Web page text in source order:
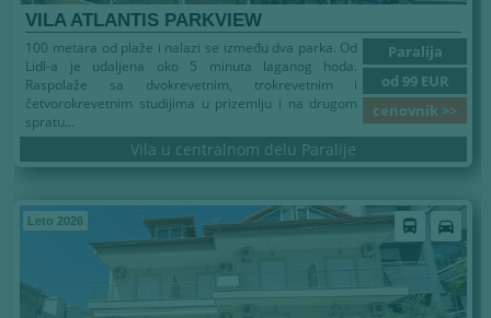
VILA ATLANTIS PARKVIEW
Paralija
od 99 EUR
cenovnik >>
100 metara od plaže i nalazi se između dva parka. Od
Lidl-a je udaljena oko 5 minuta laganog hoda.
Raspolaže sa dvokrevetnim, trokrevetnim i
četvorokrevetnim studijima u prizemlju i na drugom
spratu...
Vila u centralnom delu Paralije
Leto 2026 directions_bus directions_car